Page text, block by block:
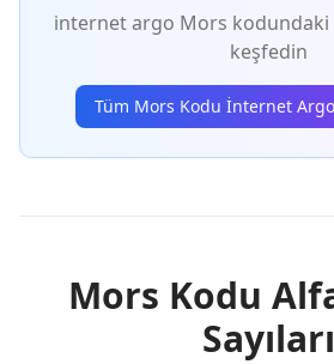
i̇nternet argo Mors
keşfedin
Tüm Mors Kodu İnternet
Mors Kodu
Sayıları